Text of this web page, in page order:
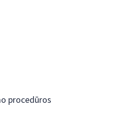
procedūros